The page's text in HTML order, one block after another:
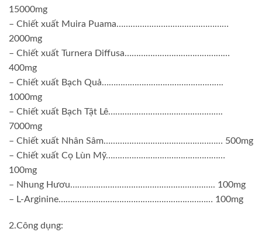
15000mg
– Chiết xuất Muira Puama…………………………………………
2000mg
– Chiết xuất Turnera Diffusa………………………………………
400mg
– Chiết xuất Bạch Quả…………………………………………….
1000mg
– Chiết xuất Bạch Tật Lê………………………………………….
7000mg
– Chiết xuất Nhân Sâm…………………………………………… 500mg
– Chiết xuất Cọ Lùn Mỹ……………………………………………
100mg
– Nhung Hươu…………………………………………………….. 100mg
– L-Arginine………………………………………………………… 100mg
2.Công dụng: